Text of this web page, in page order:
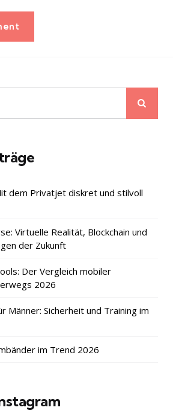
dem Privatjet diskret und stilvoll
Virtuelle Realität, Blockchain und
der Zukunft
Der Vergleich mobiler
2026
Männer: Sicherheit und Training im
im Trend 2026